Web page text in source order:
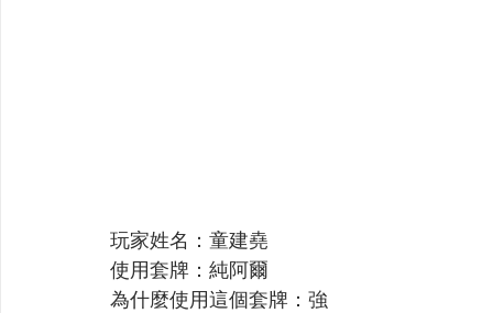
玩家姓名：童建堯
使用套牌：純阿爾
為什麼使用這個套牌：強